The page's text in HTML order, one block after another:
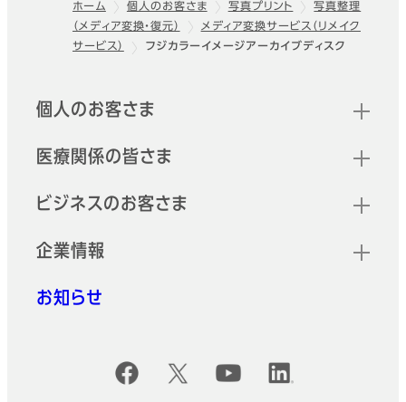
フッター
ホーム 個人のお客さま 写真プリント
写真整理
（メディア変換・復元）
メディア変換サービス（リメイク
サービス）
フジカラーイメージアーカイブディスク
クイックリンク
個人のお客さま
医療関係の皆さま
ビジネスのお客さま
企業情報
お知らせ
公式SNSアカウント